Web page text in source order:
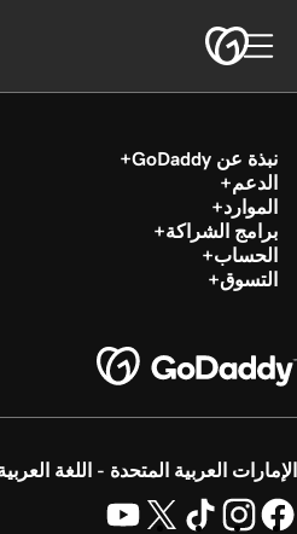
نبذة عن GoDaddy
الدعم
الموارد
برامج الشراكة
الحساب
التسوق
الإمارات العربية المتحدة - اللغة